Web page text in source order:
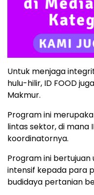
Untuk menjaga
hulu-hilir, ID FOOD
Makmur.
Program ini
lintas sektor, di mana
koordinatornya.
Program ini
intensif kepada para
budidaya pertanian